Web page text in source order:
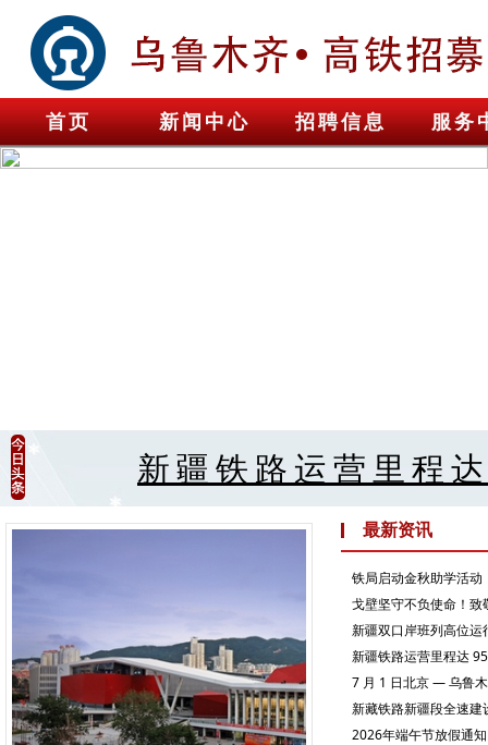
首页 新闻中心 招聘信息 服务
新疆铁路运营里程
最新资讯
铁局启动金秋助学活
戈壁坚守不负使命！
新疆双口岸班列高位
新疆铁路运营里程达
7 月 1 日北京 — 乌鲁
新藏铁路新疆段全速
2026年端午节放假通知